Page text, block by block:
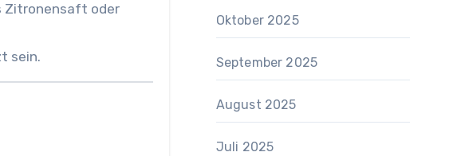
Zitronensaft oder
sein.
Oktober 2025
September 2025
August 2025
Juli 2025